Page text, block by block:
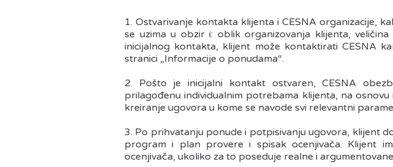
1. Ostvarivanje kontakta klijenta i CESNA organizacije,
se uzima u obzir i: oblik organizovanja klijenta,
inicijalnog kontakta, klijent može kontaktirati CESNA
stranici „Informacije o ponudama“.
2. Pošto je inicijalni kontakt ostvaren, CESNA
prilagođenu individualnim potrebama klijenta, na
kreiranje ugovora u kome se navode svi relevantni
3. Po prihvatanju ponude i potpisivanju ugovora, klijent
program i plan provere i spisak ocenjivača. Klijent
ocenjivača, ukoliko za to poseduje realne i